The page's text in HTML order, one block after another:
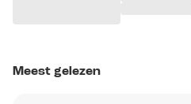
Meest gelezen